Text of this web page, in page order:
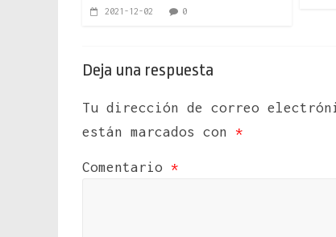
2021-12-02 0
Deja una respuesta
Tu dirección de correo
están marcados con *
Comentario *